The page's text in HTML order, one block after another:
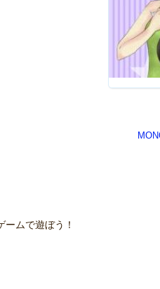
ムで遊ぼう！